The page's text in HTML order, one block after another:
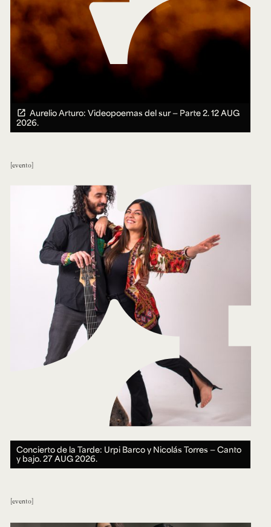
Aurelio Arturo: Videopoemas del sur — Parte 2.12 AUG
2026.
evento
Concierto de la Tarde: Urpi Barco y Nicolás Torres — Canto
y bajo.27 AUG 2026.
evento